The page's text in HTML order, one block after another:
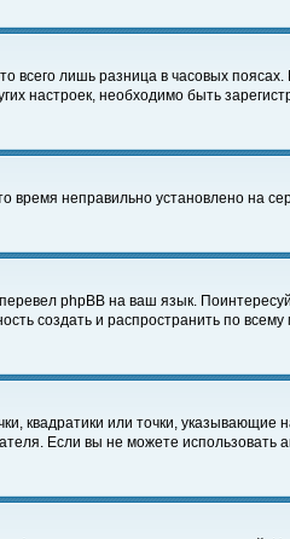
лишь разница в часовых
настроек, необходимо быть
время неправильно установлено на
phpBB на ваш язык.
создать и распространить по
квадратики или точки, указывающие
Если вы не можете использовать